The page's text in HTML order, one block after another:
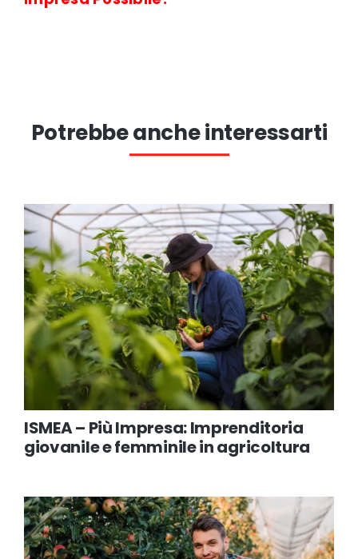
Potrebbe anche interessarti
ISMEA – Più Impresa: Imprenditoria
giovanile e femminile in agricoltura